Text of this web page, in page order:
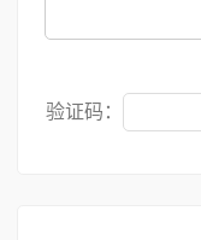
验证码：